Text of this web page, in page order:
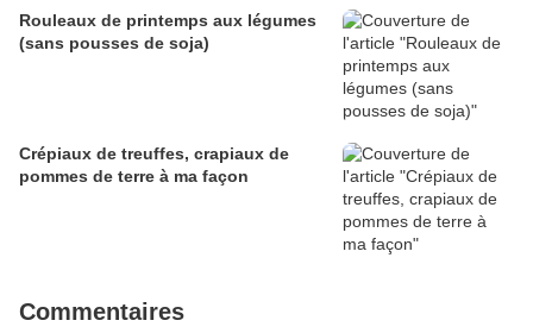
Rouleaux de printemps aux légumes
(sans pousses de soja)
Crépiaux de treuffes, crapiaux de
pommes de terre à ma façon
Commentaires